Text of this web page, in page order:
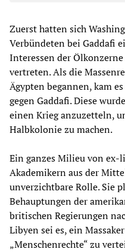
Zuerst hatten sich
Verbündeten bei Gaddafi
Interessen der
vertreten. Als die
Ägypten begannen, kam
gegen Gaddafi. Diese
einen Krieg anzuzetteln,
Halbkolonie zu machen.
Ein ganzes Milieu von
Akademikern aus der
unverzichtbare Rolle. Sie
Behauptungen der
britischen Regierungen
Libyen sei es, ein
„Menschenrechte“ zu